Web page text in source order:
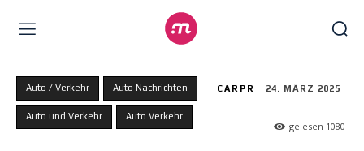
Auto / Verkehr Auto Nachrichten
Auto und Verkehr Auto Verkehr
CARPR 24. MÄRZ 2025
gelesen 1080